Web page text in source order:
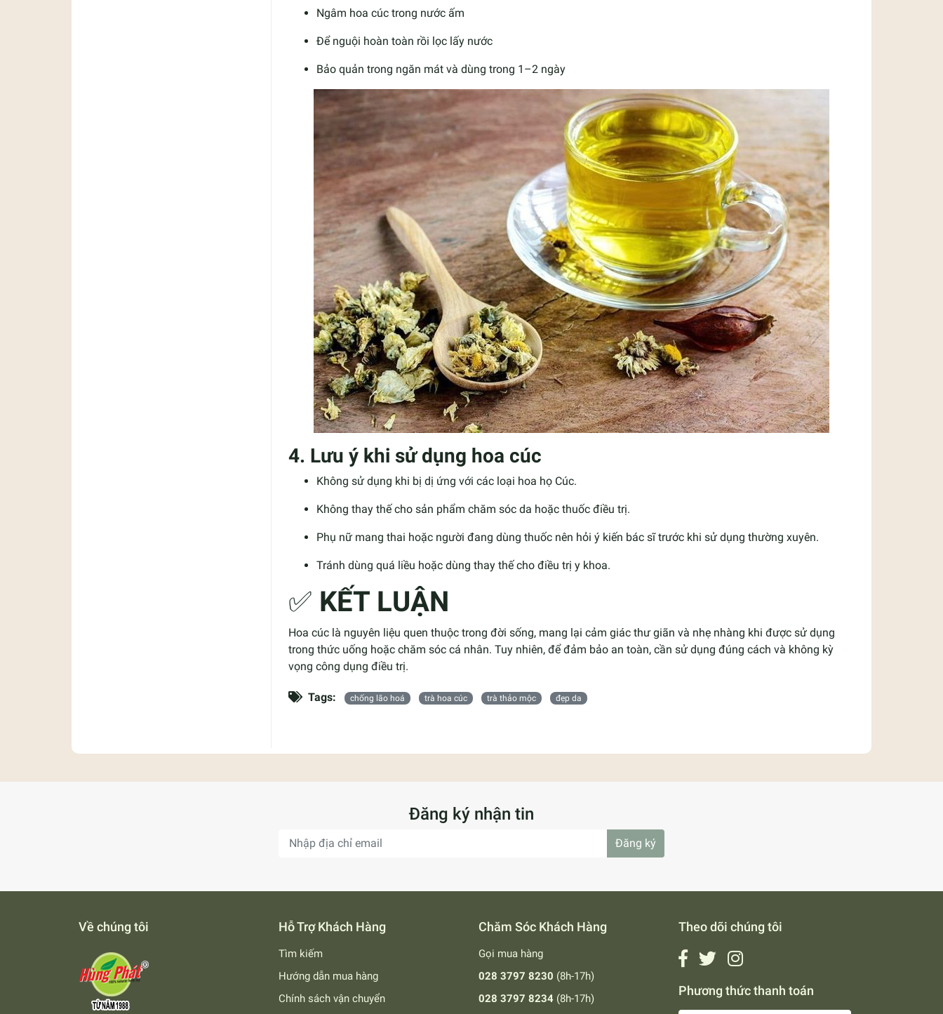
Ngâm hoa cúc trong nước ấm
Để nguội hoàn toàn rồi lọc lấy nước
Bảo quản trong ngăn mát và dùng trong 1–2 ngày
4. Lưu ý khi sử dụng hoa cúc
Không sử dụng khi bị dị ứng với các loại hoa họ Cúc.
Không thay thế cho sản phẩm chăm sóc da hoặc thuốc điều trị.
Phụ nữ mang thai hoặc người đang dùng thuốc nên hỏi ý kiến bác sĩ trước khi sử dụng thường xuyên.
Tránh dùng quá liều hoặc dùng thay thế cho điều trị y khoa.
✅ KẾT LUẬN
Hoa cúc là nguyên liệu quen thuộc trong đời sống, mang lại cảm giác thư giãn và nhẹ nhàng khi được sử dụng
trong thức uống hoặc chăm sóc cá nhân. Tuy nhiên, để đảm bảo an toàn, cần sử dụng đúng cách và không kỳ
vọng công dụng điều trị.
Tags: chống lão hoá trà hoa cúc trà thảo mộc đẹp da
Đăng ký nhận tin
Đăng ký
Về chúng tôi Hỗ Trợ Khách Hàng
Tìm kiếm
Hướng dẫn mua hàng
Chính sách vận chuyển
Chăm Sóc Khách Hàng
Gọi mua hàng
028 3797 8230 (8h-17h)
028 3797 8234 (8h-17h)
Theo dõi chúng tôi
Phương thức thanh toán